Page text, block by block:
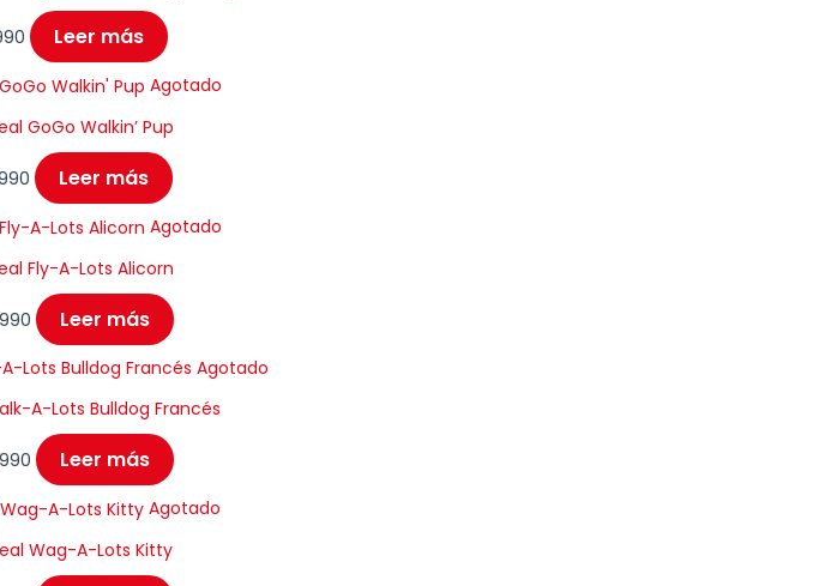
Leer más
Agotado
GoGo Walkin’ Pup
Leer más
Agotado
Fly-A-Lots Alicorn
Leer más
Agotado
A-Lots Bulldog Francés
Leer más
Agotado
Wag-A-Lots Kitty